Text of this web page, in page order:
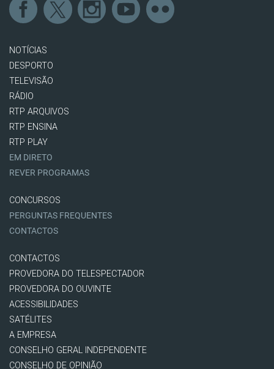
NOTÍCIAS
DESPORTO
TELEVISÃO
RÁDIO
RTP ARQUIVOS
RTP ENSINA
RTP PLAY
EM DIRETO
REVER PROGRAMAS
CONCURSOS
PERGUNTAS FREQUENTES
CONTACTOS
CONTACTOS
PROVEDORA DO TELESPECTADOR
PROVEDORA DO OUVINTE
ACESSIBILIDADES
SATÉLITES
A EMPRESA
CONSELHO GERAL INDEPENDENTE
CONSELHO DE OPINIÃO